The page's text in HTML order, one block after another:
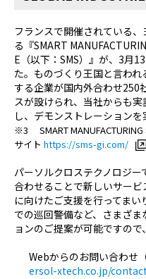
フランスで開催されている
る『SMART
E（以下：SMS）』が、3月
た。ものづくり王国と言わ
する企業が国内外合わせ250
スが設けられ、当社からも
し、デモンストレーションを
※3 SMART MANUFACTURING
サイト https://sms-gi.com/
パーソルクロステクノロジ
合わせることで新しいサー
に向けたご支援を行ってま
での巡回警備など、さまざ
ョンのご提案が可能ですので
Webからのお問い合わせ
ersol-xtech.co.jp/